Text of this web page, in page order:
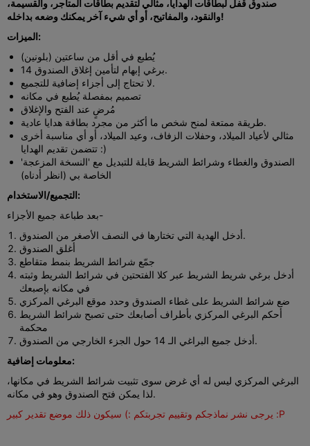
صندوق قفل لبطاقات الهدايا، مثالي لتقديم بطاقات المتاجر، والقسيمة،
والنقود، والمفاتيح، أو أي شيء آخر يمكنك وضعه بداخله!
الميزات:
يُطبع في أقل من ساعتين (بلونين)
14 برغي إبهام لتأمين إغلاق الصندوق.
لا تحتاج إلى أجزاء إضافية للتجميع.
تصميم بمفصلة يُطبع في مكانه
مُرضٍ عند الفتح والإغلاق
طريقة ممتعة لمنح شخص ما أكثر من مجرد بطاقة هدايا عادية.
مثالي لأعياد الميلاد، وحفلات الزفاف، وعيد الميلاد، أو أي مناسبة أخرى
تتضمن تقديم الهدايا :)
الصندوق والغطاء وشرائط الشريط قابلة للتبديل مع 'النسخة المزعجة'
الخاصة بي (انظر أدناه)
التجميع/الاستخدام:
بعد طباعة جميع الأجزاء-
أدخل الهدية التي تختارها في النصف الأصغر من الصندوق.
أغلق الصندوق
جمّع شرائط الشريط بنمط متقاطع
أدخل برغي شريط الشريط عبر كلا الفتحتين في شرائط الشريط وثبته
في مكانه بإصبعك
ضع شرائط الشريط على غطاء الصندوق وحدد موقع البرغي المركزي
أحكم البرغي المركزي بأطراف أصابعك حتى تصبح شرائط الشريط
محكمة
أدخل جميع البراغي الـ 14 حول الجزء الخارجي من الصندوق.
معلومات إضافية:
البرغي المركزي ليس له أي غرض سوى تثبيت شرائط الشريط في مكانها،
لذا يمكن فتح الصندوق وهو في مكانه.
يرجى نشر نماذجكم وتقييم تجربتكم :) سيكون ذلك موضع تقدير كبير :P